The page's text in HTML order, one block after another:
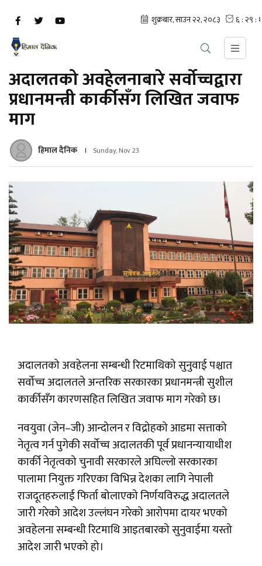
अदालतको अवहेलनाबारे सर्वोच्चद्वारा
प्रधानमन्त्री कार्कीसँग लिखित जवाफ
माग
हिमाल दैनिक Sunday, Nov 23
अदालतको अवहेलना सम्बन्धी रिटमाथिको सुनुवाई पश्चात
सर्वोच्च अदालतले अन्तरिक सरकारका प्रधानमन्त्री सुशील
कार्कीसँग कारणसहित लिखित जवाफ माग गरेको छ।
नवयुवा (जेन–जी) आन्दोलन र विद्रोहको आडमा सत्ताको
नेतृत्व गर्न पुगेकी सर्वोच्च अदालतकी पूर्व प्रधानन्यायाधीश
कार्की नेतृत्वको चुनावी सरकारले अघिल्लो सरकारका
पालामा नियुक्त गरिएका विभिन्न देशका लागि नेपाली
राजदूतहरुलाई फिर्ता बोलाएको निर्णयविरुद्ध अदालतले
जारी गरेको आदेश उल्लंघन गरेको आरोपमा दायर भएको
अवहेलना सम्बन्धी रिटमाथि आइतबारको सुनुवाईमा यस्तो
आदेश जारी भएको हो।